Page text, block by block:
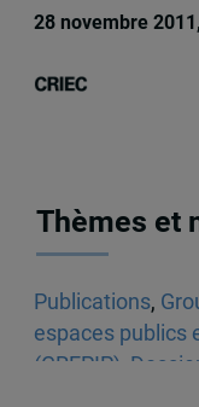
28 novembre 2011,
Thèmes et
Publications,
espaces publics
(GREPIP)